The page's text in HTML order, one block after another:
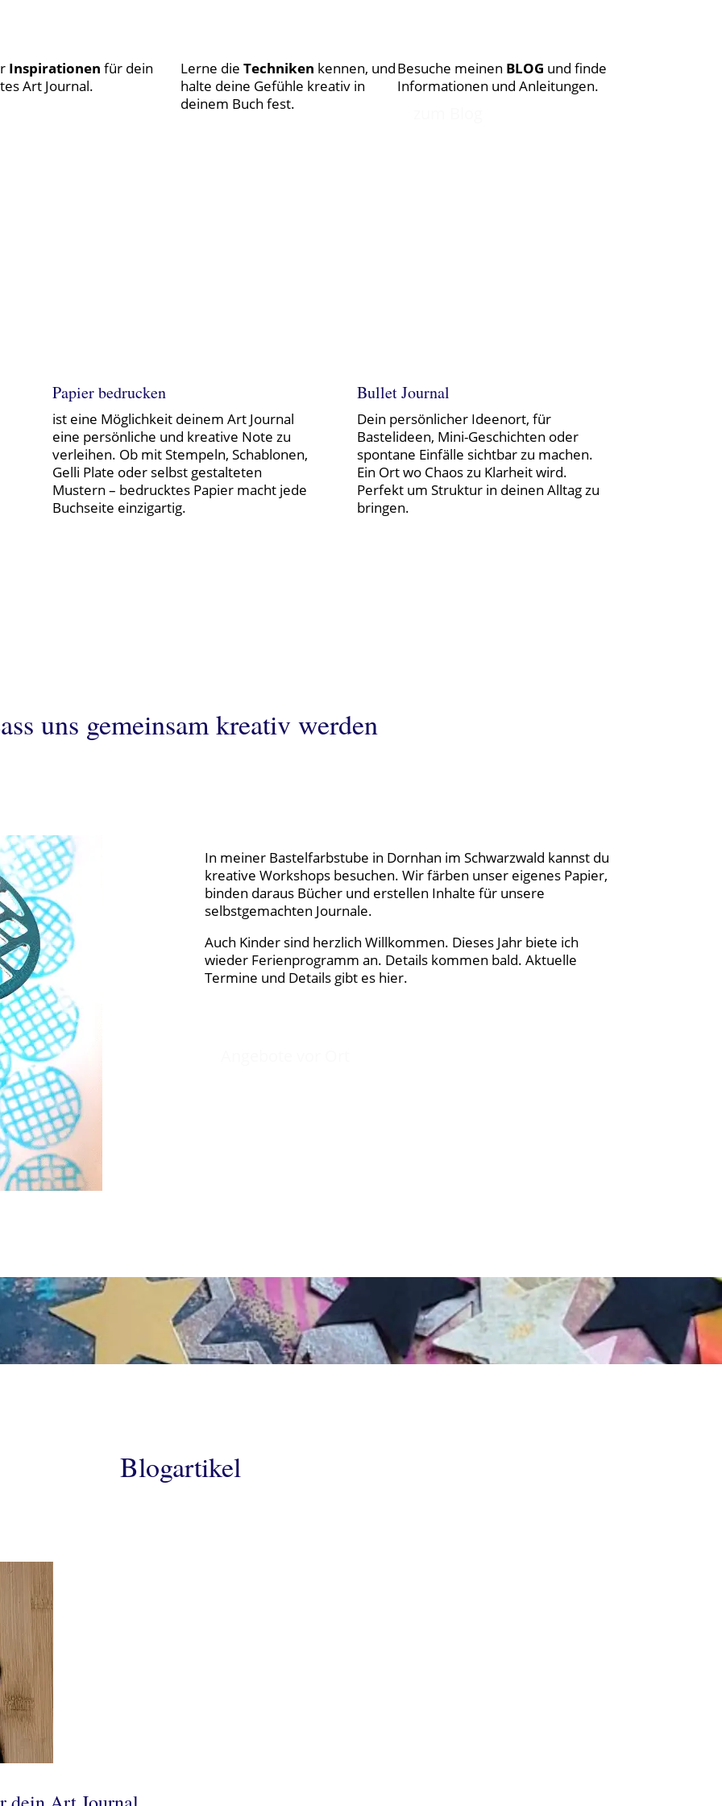
Inspirationen für dein
Art Journal.
Lerne die Techniken kennen, und
halte deine Gefühle kreativ in
deinem Buch fest.
Besuche meinen BLOG und finde
Informationen und Anleitungen.
Papier bedrucken
ist eine Möglichkeit deinem Art Journal
eine persönliche und kreative Note zu
verleihen. Ob mit Stempeln, Schablonen,
Gelli Plate oder selbst gestalteten
Mustern – bedrucktes Papier macht jede
Buchseite einzigartig.
Bullet Journal
Dein persönlicher Ideenort, für
Bastelideen, Mini-Geschichten oder
spontane Einfälle sichtbar zu machen.
Ein Ort wo Chaos zu Klarheit wird.
Perfekt um Struktur in deinen Alltag zu
bringen.
uns gemeinsam kreativ werden
In meiner Bastelfarbstube in Dornhan im Schwarzwald kannst du
kreative Workshops besuchen. Wir färben unser eigenes Papier,
binden daraus Bücher und erstellen Inhalte für unsere
selbstgemachten Journale.
Auch Kinder sind herzlich Willkommen. Dieses Jahr biete ich
wieder Ferienprogramm an. Details kommen bald. Aktuelle
Termine und Details gibt es hier.
Blogartikel